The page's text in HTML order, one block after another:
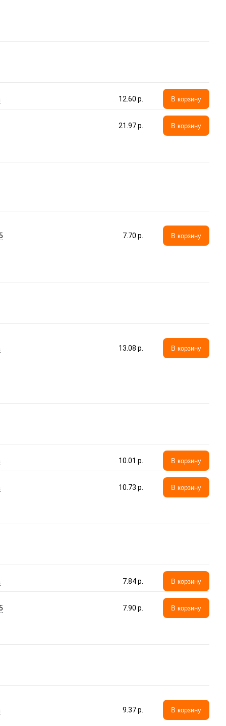
12.60 p. В корзину
21.97 p. В корзину
7.70 p. В корзину
13.08 p. В корзину
10.01 p. В корзину
10.73 p. В корзину
7.84 p. В корзину
7.90 p. В корзину
9.37 p. В корзину